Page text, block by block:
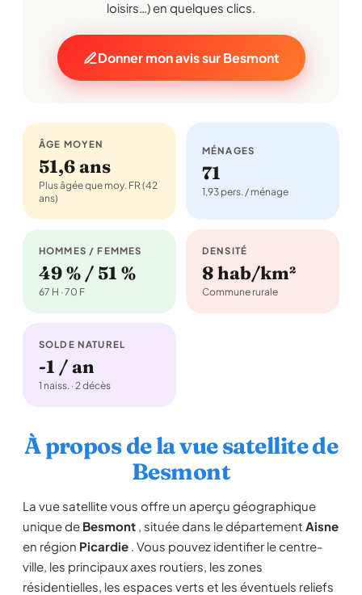
loisirs…) en quelques clics.
Donner mon avis sur Besmont
ÂGE MOYEN
51,6 ans
Plus âgée que moy. FR (42
ans)
MÉNAGES
71
1,93 pers. / ménage
HOMMES / FEMMES
49 % / 51 %
67 H · 70 F
DENSITÉ
8 hab/km²
Commune rurale
SOLDE NATUREL
-1 / an
1 naiss. · 2 décès
À propos de la vue satellite de
Besmont
La vue satellite vous offre un aperçu géographique
unique de Besmont , située dans le département Aisne
en région Picardie . Vous pouvez identifier le centre-
ville, les principaux axes routiers, les zones
résidentielles, les espaces verts et les éventuels reliefs